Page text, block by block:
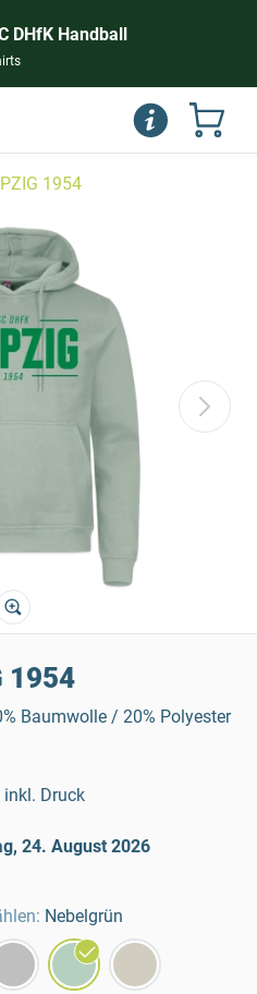
DHfK Handball
1954
1954
Baumwolle / 20% Polyester
Druck
24. August 2026
Nebelgrün